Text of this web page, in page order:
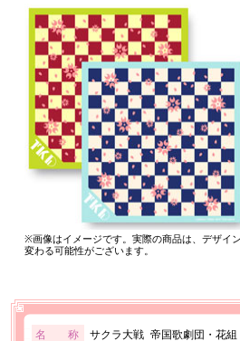
※画像はイメージです。実際の商品は、デザイ
変わる可能性がございます。
名 称 サクラ大戦 帝国歌劇団・花